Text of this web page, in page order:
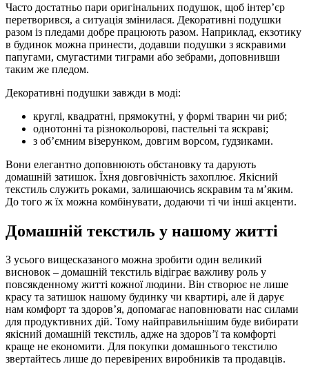
Часто достатньо пари оригінальних подушок, щоб інтер’єр
перетворився, а ситуація змінилася. Декоративні подушки
разом із пледами добре працюють разом. Наприклад, екзотику
в будинок можна принести, додавши подушки з яскравими
папугами, смугастими тиграми або зебрами, доповнивши
таким же пледом.
Декоративні подушки завжди в моді:
круглі, квадратні, прямокутні, у формі тварин чи риб;
однотонні та різнокольорові, пастельні та яскраві;
з об’ємним візерунком, довгим ворсом, ґудзиками.
Вони елегантно доповнюють обстановку та дарують
домашній затишок. Їхня довговічність захоплює. Якісний
текстиль служить роками, залишаючись яскравим та м’яким.
До того ж їх можна комбінувати, додаючи ті чи інші акценти.
Домашній текстиль у нашому житті
З усього вищесказаного можна зробити один великий
висновок – домашній текстиль відіграє важливу роль у
повсякденному житті кожної людини. Він створює не лише
красу та затишок нашому будинку чи квартирі, але й дарує
нам комфорт та здоров’я, допомагає наповнювати нас силами
для продуктивних дій. Тому найправильнішим буде вибирати
якісний домашній текстиль, адже на здоров’ї та комфорті
краще не економити. Для покупки домашнього текстилю
звертайтесь лише до перевірених виробників та продавців.